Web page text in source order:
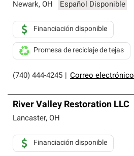
Newark, OH Español Disponible
(740) 444-4245 Correo electrónico
Financiación disponible
Promesa de reciclaje de tejas
River Valley Restoration LLC
Lancaster, OH
Financiación disponible